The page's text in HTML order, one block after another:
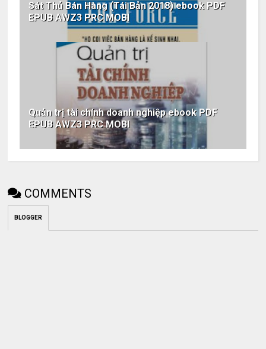
Sát Thủ Bán Hàng (Tái Bản 2018) ebook PDF
EPUB AWZ3 PRC MOBI
Quản trị tài chính doanh nghiệp ebook PDF
EPUB AWZ3 PRC MOBI
COMMENTS
BLOGGER